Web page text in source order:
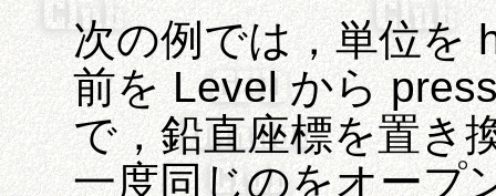
次の例では，単位を
前を Level から
で，鉛直座標を置き
一度同じのをオープ